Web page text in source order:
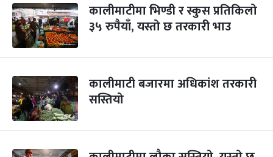
कालीमाटीमा भिण्डी र स्कुस प्रतिकिलो
३५ रुपैयाँ, यस्तो छ तरकारी भाउ
कालीमाटी बजारमा अधिकांश तरकारी
सस्तियो